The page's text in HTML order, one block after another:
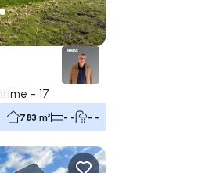
- 17
783 m² - - - -